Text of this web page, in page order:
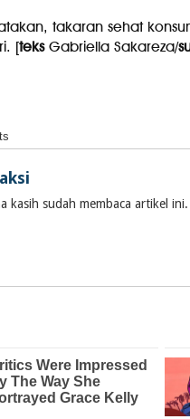
takaran sehat
[teksGabriella Sakareza/
kasih sudah membaca artikel ini.